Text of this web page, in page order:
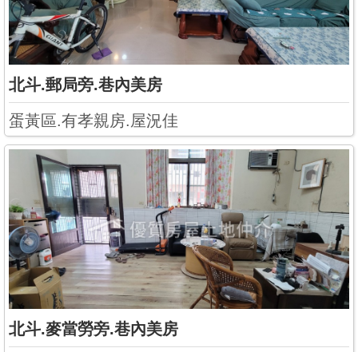
北斗.郵局旁.巷內美房
蛋黃區.有孝親房.屋況佳
北斗.麥當勞旁.巷內美房